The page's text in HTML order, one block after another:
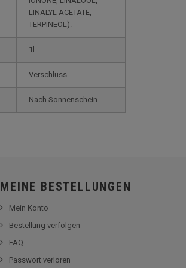
LINALYL ACETATE,
TERPINEOL).
1l
Verschluss
Nach Sonnenschein
MEINE BESTELLUNGEN
Mein Konto
Bestellung verfolgen
FAQ
Passwort verloren